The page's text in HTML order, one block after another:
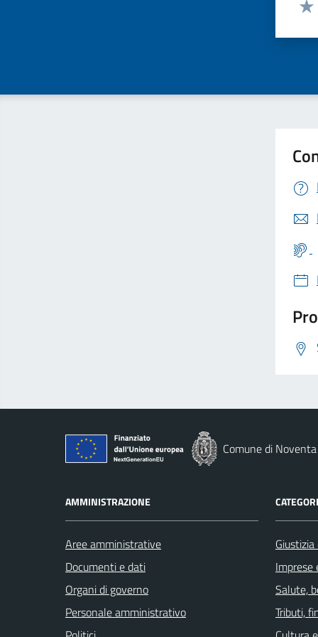
Comune di
AMMINISTRAZIONE
Aree amministrative
Documenti e dati
Organi di governo
Personale amministrativo
Imprese
Salute,
Tributi,